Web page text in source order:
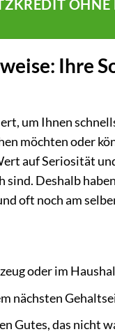
Ihre
um Ihnen
möchten oder
auf Seriosität
Deshalb
oft noch am
oder im
nächsten
Gutes, das nicht